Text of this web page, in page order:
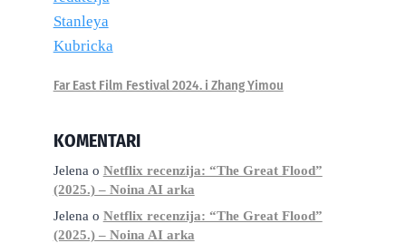
Far East Film Festival 2024. i Zhang Yimou
KOMENTARI
Jelenao Netflix recenzija: “The Great Flood”
(2025.) – Noina AI arka
Jelena o Netflix recenzija: “The Great Flood”
(2025.) – Noina AI arka